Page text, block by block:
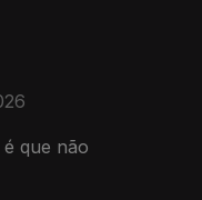
que não